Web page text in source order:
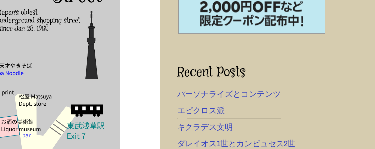
Recent Posts
パーソナライズとコンテンツ
エピクロス派
キクラデス文明
ダレイオス1世とカンビュセス2世